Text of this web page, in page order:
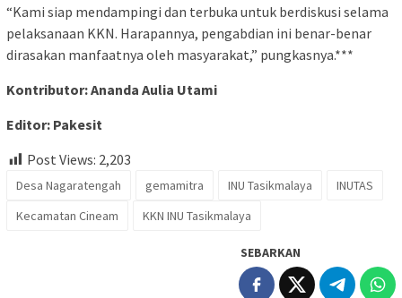
“Kami siap mendampingi dan terbuka untuk berdiskusi selama
pelaksanaan KKN. Harapannya, pengabdian ini benar-benar
dirasakan manfaatnya oleh masyarakat,” pungkasnya.***
Kontributor: Ananda Aulia Utami
Editor: Pakesit
Post Views: 2,203
Desa Nagaratengah gemamitra INU Tasikmalaya
INUTAS
Kecamatan Cineam
KKN INU Tasikmalaya
SEBARKAN